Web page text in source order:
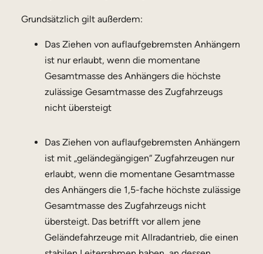
Grundsätzlich gilt außerdem:
Das Ziehen von auflaufgebremsten Anhängern
ist nur erlaubt, wenn die momentane
Gesamtmasse des Anhängers die höchste
zulässige Gesamtmasse des Zugfahrzeugs
nicht übersteigt
Das Ziehen von auflaufgebremsten Anhängern
ist mit „geländegängigen“ Zugfahrzeugen nur
erlaubt, wenn die momentane Gesamtmasse
des Anhängers die 1,5-fache höchste zulässige
Gesamtmasse des Zugfahrzeugs nicht
übersteigt. Das betrifft vor allem jene
Geländefahrzeuge mit Allradantrieb, die einen